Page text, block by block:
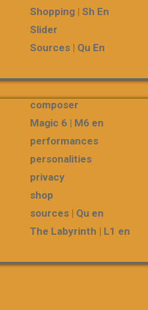
Shopping | Sh En
Slider
Sources | Qu En
composer
Magic 6 | M6 en
performances
personalities
privacy
shop
sources | Qu en
The Labyrinth | L1 en